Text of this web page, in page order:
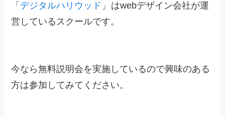
「 デジタルハリウッド 」 はwebデザイン会社が運
営しているスクールです。
今なら無料説明会を実施しているので興味のある
方は参加してみてください。